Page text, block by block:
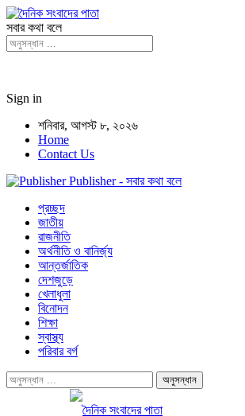
সবার কথা বলে
Sign in
শনিবার, আগস্ট ৮, ২০২৬
Home
Contact Us
Publisher - সবার কথা বলে
প্রচ্ছদ
জাতীয়
রাজনীতি
অর্থনীতি ও বানির্জ্য
আন্তর্জাতিক
দেশজুড়ে
খেলাধুলা
বিনোদন
শিক্ষা
স্বাস্থ্য
পরিবার বর্গ